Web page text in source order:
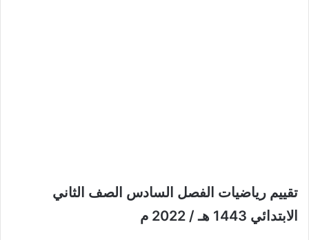
تقييم رياضيات الفصل السادس الصف الثاني
الابتدائي 1443 هـ / 2022 م